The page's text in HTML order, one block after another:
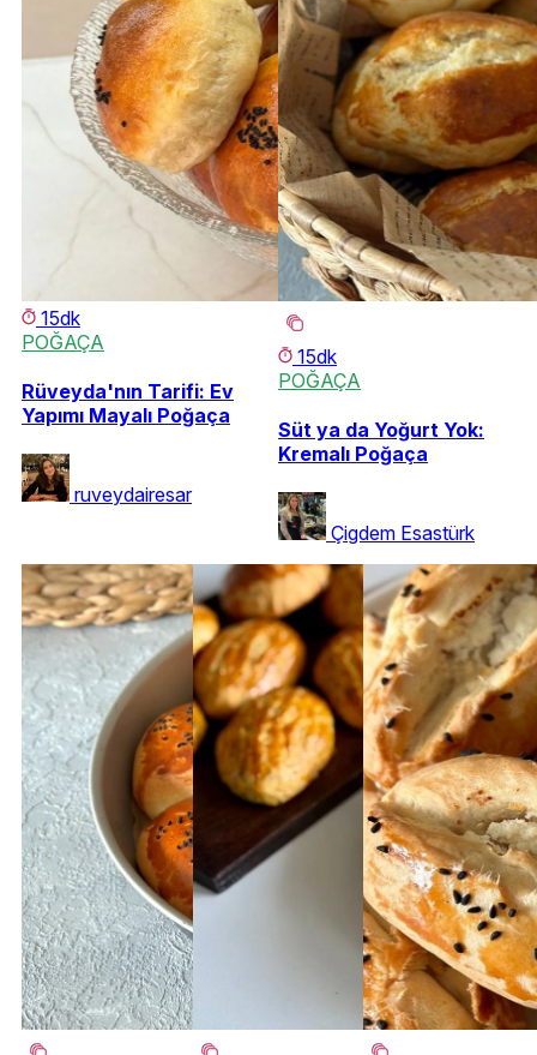
15dk
POĞAÇA
Rüveyda'nın Tarifi: Ev
Yapımı Mayalı Poğaça
ruveydairesar
15dk
POĞAÇA
Süt ya da Yoğurt Yok:
Kremalı Poğaça
Çigdem Esastürk